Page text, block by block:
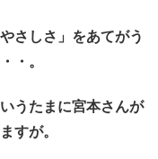
さしさ」をあてがう
・。
うたまに宮本さんが
すが。